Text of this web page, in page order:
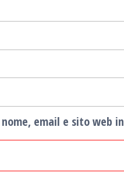
email e sito web